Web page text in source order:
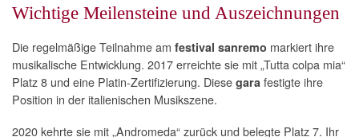
Wichtige Meilensteine und Auszeichnungen
Die regelmäßige Teilnahme am festival sanremo markiert ihre
musikalische Entwicklung. 2017 erreichte sie mit „Tutta colpa mia“
Platz 8 und eine Platin-Zertifizierung. Diese gara festigte ihre
Position in der italienischen Musikszene.
2020 kehrte sie mit „Andromeda“ zurück und belegte Platz 7. Ihr